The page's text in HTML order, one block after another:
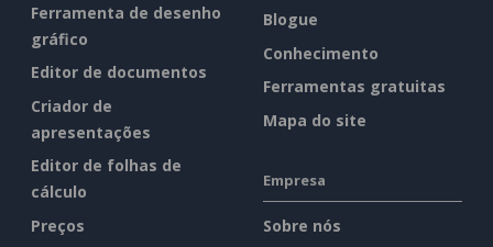
Ferramenta de desenho
gráfico
Editor de documentos
Criador de
apresentações
Editor de folhas de
cálculo
Preços
Blogue
Conhecimento
Ferramentas gratuitas
Mapa do site
Empresa
Sobre nós